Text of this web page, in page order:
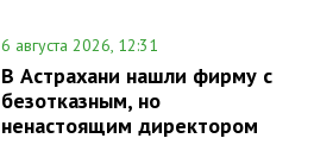
6 августа 2026, 12:31
В Астрахани нашли фирму с
безотказным, но
ненастоящим директором